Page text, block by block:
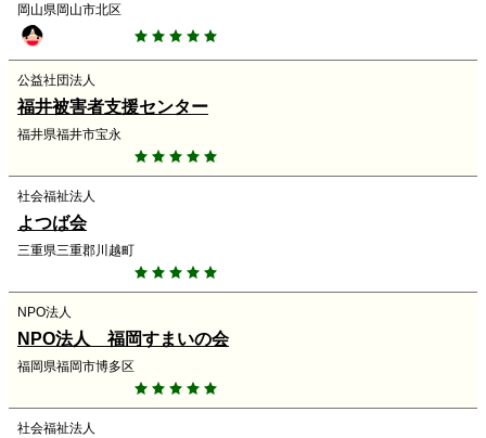
岡山県岡山市北区
公益社団法人
福井被害者支援センター
福井県福井市宝永
社会福祉法人
よつば会
三重県三重郡川越町
NPO法人
NPO法人 福岡すまいの会
福岡県福岡市博多区
社会福祉法人